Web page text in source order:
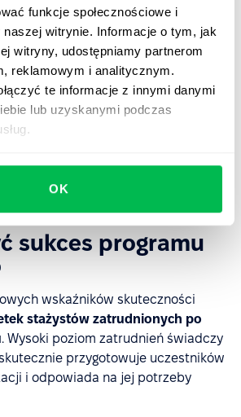
funkcje społecznościowe i
witrynie. Informacje o tym, jak
witryny, udostępniamy partnerom
reklamowym i analitycznym.
te informacje z innymi danymi
lub uzyskanymi podczas
OK
regularnie otrzymywać
zwrotnądotyczącą
program powinien kończyć się
rezultatów i wskazaniem
rozwoju.
zwiększyć zaangażowanie
efektywność całego
sukces programu
wskaźników skuteczności
stażystów zatrudnionych po
. Wysoki poziom zatrudnień świadczy
przygotowuje uczestników
i odpowiada na jej potrzeby